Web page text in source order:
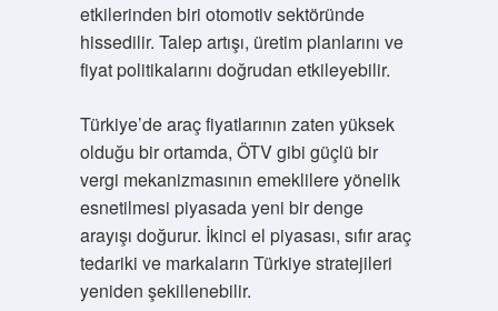
etkilerinden biri otomotiv sektöründe
hissedilir. Talep artışı, üretim planlarını ve
fiyat politikalarını doğrudan etkileyebilir.
Türkiye’de araç fiyatlarının zaten yüksek
olduğu bir ortamda, ÖTV gibi güçlü bir
vergi mekanizmasının emeklilere yönelik
esnetilmesi piyasada yeni bir denge
arayışı doğurur. İkinci el piyasası, sıfır araç
tedariki ve markaların Türkiye stratejileri
yeniden şekillenebilir.